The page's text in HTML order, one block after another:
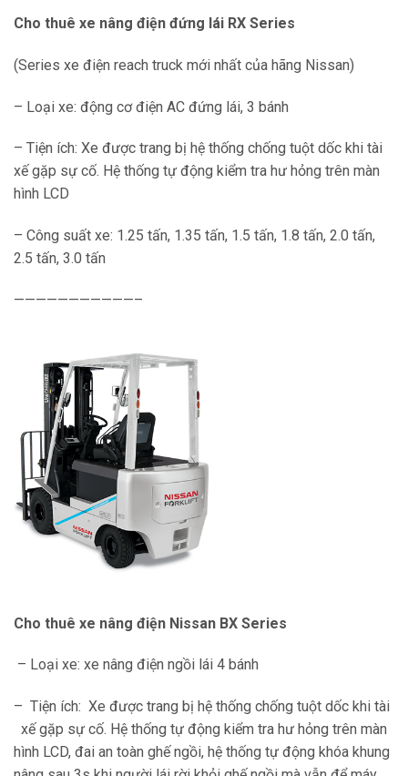
Cho thuê xe nâng điện đứng lái RX Series
(Series xe điện reach truck mới nhất của hãng Nissan)
– Loại xe: động cơ điện AC đứng lái, 3 bánh
– Tiện ích: Xe được trang bị hệ thống chống tuột dốc khi tài
xế gặp sự cố. Hệ thống tự động kiểm tra hư hỏng trên màn
hình LCD
– Công suất xe: 1.25 tấn, 1.35 tấn, 1.5 tấn, 1.8 tấn, 2.0 tấn,
2.5 tấn, 3.0 tấn
———————————–
Cho thuê xe nâng điện Nissan BX Series
– Loại xe: xe nâng điện ngồi lái 4 bánh
– Tiện ích: Xe được trang bị hệ thống chống tuột dốc khi tài
xế gặp sự cố. Hệ thống tự động kiểm tra hư hỏng trên màn
hình LCD, đai an toàn ghế ngồi, hệ thống tự động khóa khung